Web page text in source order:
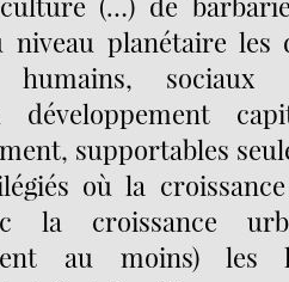
niveau planétaire les
humains, sociaux
supportables
où la
la croissance
au moins)